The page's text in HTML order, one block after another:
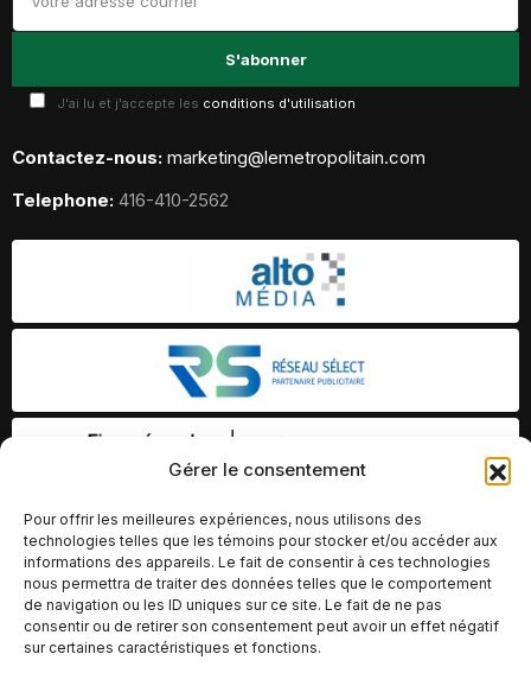
Gérer le consentement
Pour offrir les meilleures expériences, nous utilisons des
technologies telles que les témoins pour stocker et/ou accéder aux
informations des appareils. Le fait de consentir à ces technologies
nous permettra de traiter des données telles que le comportement
de navigation ou les ID uniques sur ce site. Le fait de ne pas
consentir ou de retirer son consentement peut avoir un effet négatif
sur certaines caractéristiques et fonctions.
J'ai lu et j'accepte les conditions d'utilisation
Contactez-nous: marketing@lemetropolitain.com
Telephone: 416-410-2562